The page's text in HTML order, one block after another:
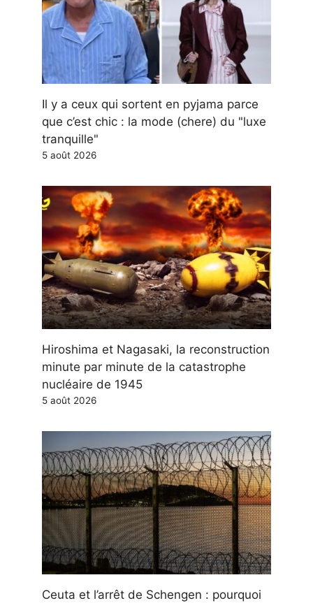
Il y a ceux qui sortent en pyjama parce
que c’est chic : la mode (chere) du "luxe
tranquille"
5 août 2026
Hiroshima et Nagasaki, la reconstruction
minute par minute de la catastrophe
nucléaire de 1945
5 août 2026
Ceuta et l’arrêt de Schengen : pourquoi